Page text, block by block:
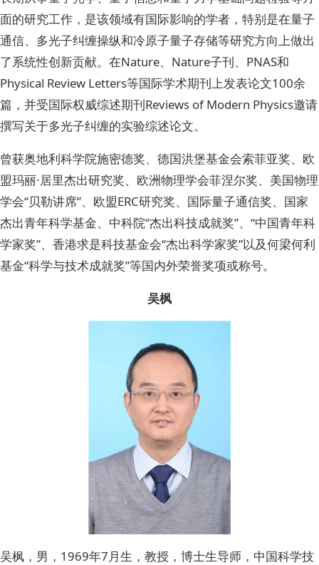
面的研究工作，是该领域有国际影响的学者，特别是在量子
通信、多光子纠缠操纵和冷原子量子存储等研究方向上做出
了系统性创新贡献。在Nature、Nature子刊、PNAS和
Physical Review Letters等国际学术期刊上发表论文100余
篇，并受国际权威综述期刊Reviews of Modern Physics邀请
撰写关于多光子纠缠的实验综述论文。
曾获奥地利科学院施密德奖、德国洪堡基金会索菲亚奖、欧
盟玛丽·居里杰出研究奖、欧洲物理学会菲涅尔奖、美国物理
学会“贝勒讲席”、欧盟ERC研究奖、国际量子通信奖、国家
杰出青年科学基金、中科院“杰出科技成就奖”、“中国青年科
学家奖”、香港求是科技基金会“杰出科学家奖”以及何梁何利
基金“科学与技术成就奖”等国内外荣誉奖项或称号。
吴枫
吴枫，男，1969年7月生，教授，博士生导师，中国科学技